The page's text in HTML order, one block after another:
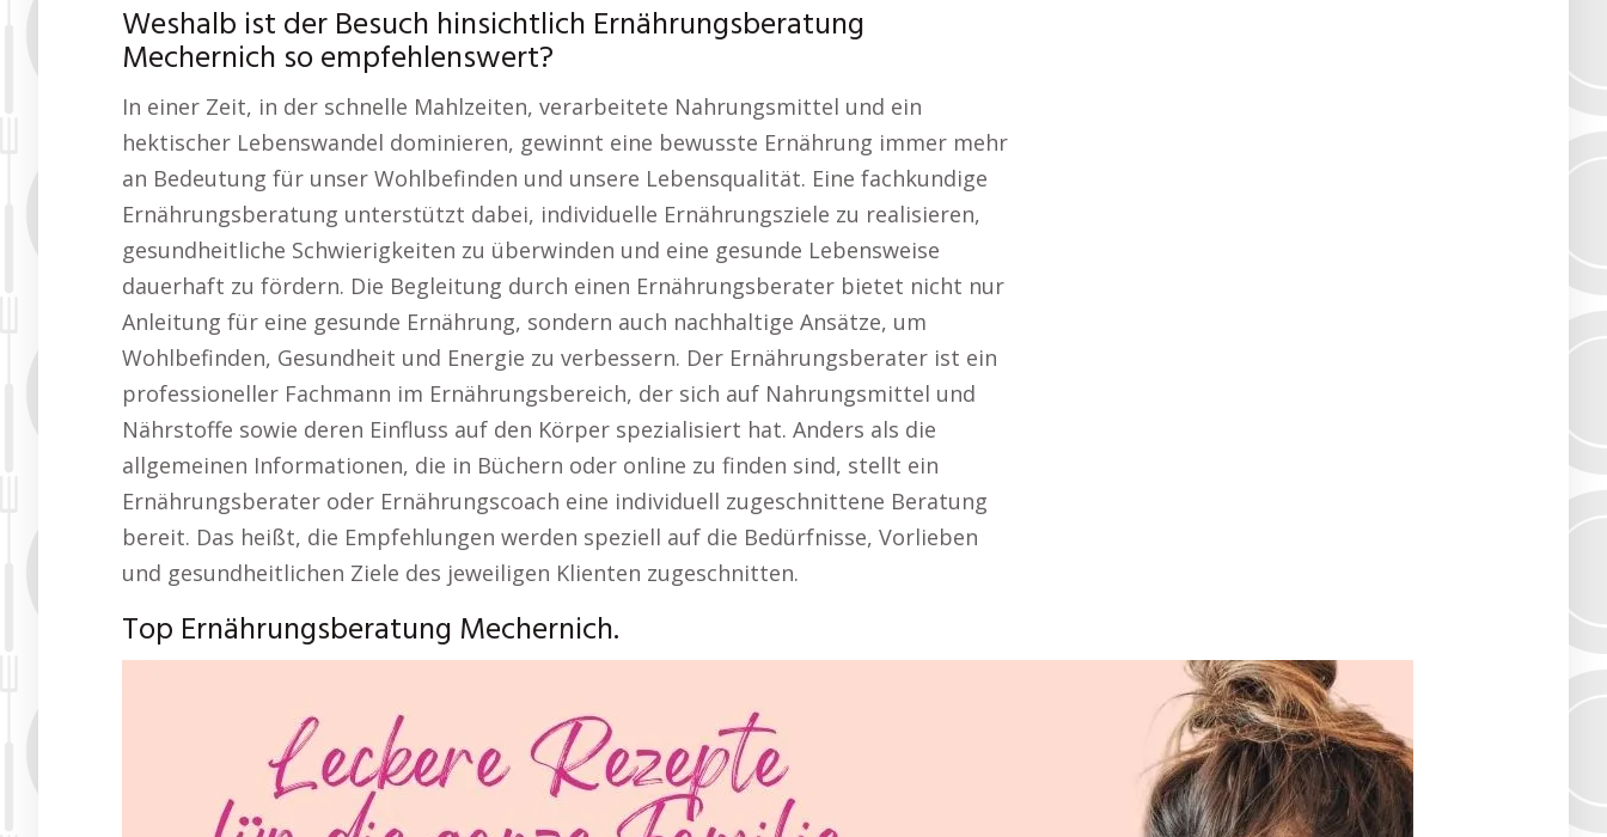
Weshalb ist der Besuch hinsichtlich Ernährungsberatung
Mechernich so empfehlenswert?
In einer Zeit, in der schnelle Mahlzeiten, verarbeitete Nahrungsmittel und ein
hektischer Lebenswandel dominieren, gewinnt eine bewusste Ernährung immer mehr
an Bedeutung für unser Wohlbefinden und unsere Lebensqualität. Eine fachkundige
Ernährungsberatung unterstützt dabei, individuelle Ernährungsziele zu realisieren,
gesundheitliche Schwierigkeiten zu überwinden und eine gesunde Lebensweise
dauerhaft zu fördern. Die Begleitung durch einen Ernährungsberater bietet nicht nur
Anleitung für eine gesunde Ernährung, sondern auch nachhaltige Ansätze, um
Wohlbefinden, Gesundheit und Energie zu verbessern. Der Ernährungsberater ist ein
professioneller Fachmann im Ernährungsbereich, der sich auf Nahrungsmittel und
Nährstoffe sowie deren Einfluss auf den Körper spezialisiert hat. Anders als die
allgemeinen Informationen, die in Büchern oder online zu finden sind, stellt ein
Ernährungsberater oder Ernährungscoach eine individuell zugeschnittene Beratung
bereit. Das heißt, die Empfehlungen werden speziell auf die Bedürfnisse, Vorlieben
und gesundheitlichen Ziele des jeweiligen Klienten zugeschnitten.
Top Ernährungsberatung Mechernich.